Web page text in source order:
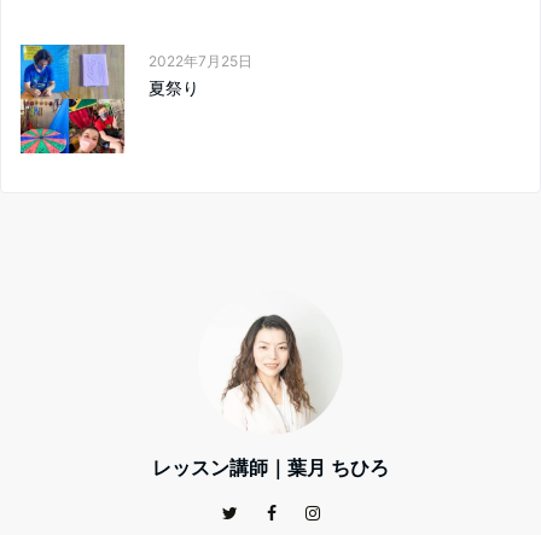
2022年7月25日
夏祭り
レッスン講師｜葉月 ちひろ